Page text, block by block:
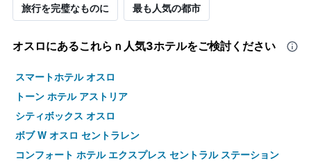
旅行を完璧なものに 最も人気の都市
オスロ​にあるこれらｎ人気3ホテルをご検討ください
スマートホテル オスロ
トーン ホテル アストリア
シティボックス オスロ
ボブ W オスロ セントラレン
コンフォート ホテル エクスプレス セントラル ステーション